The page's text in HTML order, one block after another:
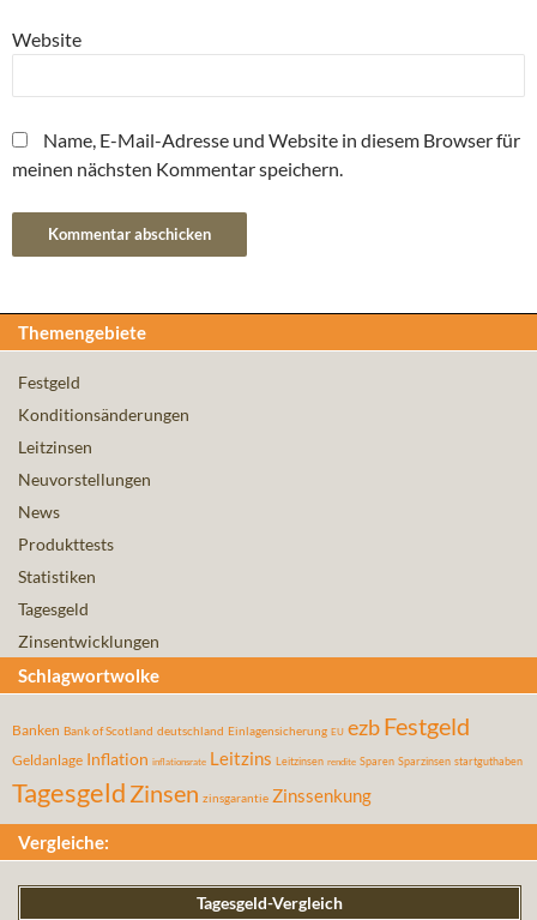
Website
Name, E-Mail-Adresse und Website in diesem Browser für
meinen nächsten Kommentar speichern.
Themengebiete
Festgeld
Konditionsänderungen
Leitzinsen
Neuvorstellungen
News
Produkttests
Statistiken
Tagesgeld
Zinsentwicklungen
Schlagwortwolke
Banken Bank of Scotland deutschland Einlagensicherung EU ezbFestgeld
Geldanlage Inflation inflationsrate Leitzins Leitzinsen rendite Sparen Sparzinsen startguthaben
Tagesgeld Zinsen zinsgarantie Zinssenkung
Vergleiche:
Tagesgeld-Vergleich